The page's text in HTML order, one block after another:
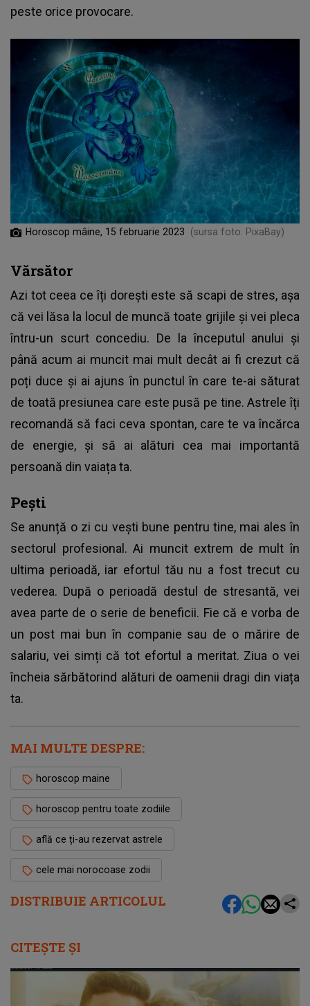
DISTRIBUIE ARTICOLUL
peste orice provocare.
Horoscop mâine, 15 februarie 2023 (sursa foto: PixaBay)
Vărsător
Azi tot ceea ce îți dorești este să scapi de stres, așa
că vei lăsa la locul de muncă toate grijile și vei pleca
întru-un scurt concediu. De la începutul anului și
până acum ai muncit mai mult decât ai fi crezut că
poți duce și ai ajuns în punctul în care te-ai săturat
de toată presiunea care este pusă pe tine. Astrele îți
recomandă să faci ceva spontan, care te va încărca
de energie, și să ai alături cea mai importantă
persoană din vaiața ta.
Pești
Se anunță o zi cu vești bune pentru tine, mai ales în
sectorul profesional. Ai muncit extrem de mult în
ultima perioadă, iar efortul tău nu a fost trecut cu
vederea. După o perioadă destul de stresantă, vei
avea parte de o serie de beneficii. Fie că e vorba de
un post mai bun în companie sau de o mărire de
salariu, vei simți că tot efortul a meritat. Ziua o vei
încheia sărbătorind alături de oamenii dragi din viața
ta.
MAI MULTE DESPRE:
horoscop maine
horoscop pentru toate zodiile
află ce ți-au rezervat astrele
cele mai norocoase zodii
CITEȘTE ȘI